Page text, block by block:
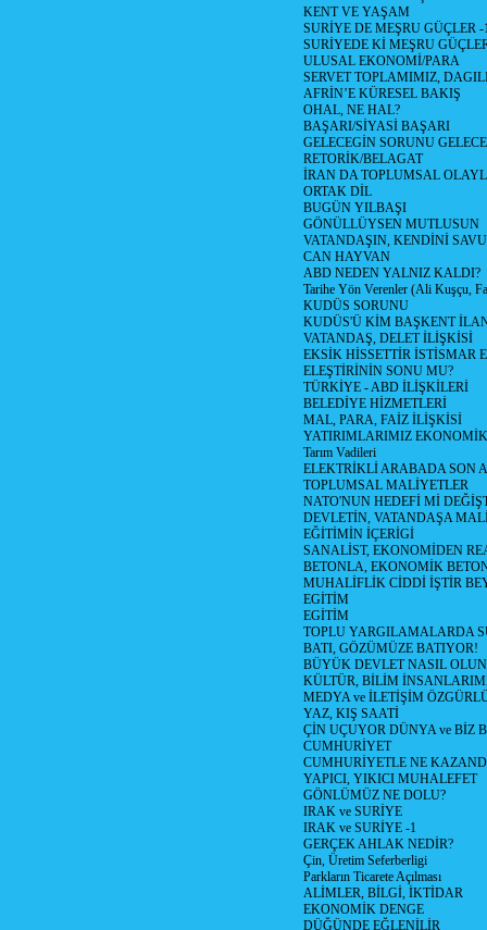
KENT VE YAŞAM
SURİYE DE MEŞRU GÜÇLER -
SURİYEDE Kİ MEŞRU
ULUSAL EKONOMİ/PARA
SERVET TOPLAMIMIZ,
AFRİN’E KÜRESEL BAKIŞ
OHAL, NE HAL?
BAŞARI/SİYASİ BAŞARI
GELECEGİN SORUNU
RETORİK/BELAGAT
İRAN DA TOPLUMSAL
ORTAK DİL
BUGÜN YILBAŞI
GÖNÜLLÜYSEN MUTLUSUN
VATANDAŞIN, KENDİNİ
CAN HAYVAN
ABD NEDEN YALNIZ KALDI?
Tarihe Yön Verenler (Ali Kuşçu,
KUDÜS SORUNU
KUDÜS'Ü KİM BAŞKENT
VATANDAŞ, DELET İLİŞKİSİ
EKSİK HİSSETTİR İSTİSMAR
ELEŞTİRİNİN SONU MU?
TÜRKİYE - ABD İLİŞKİLERİ
BELEDİYE HİZMETLERİ
MAL, PARA, FAİZ İLİŞKİSİ
YATIRIMLARIMIZ
Tarım Vadileri
ELEKTRİKLİ ARABADA SON
TOPLUMSAL MALİYETLER
NATO'NUN HEDEFİ Mİ
DEVLETİN, VATANDAŞA
EĞİTİMİN İÇERİGİ
SANALİST, EKONOMİDEN
BETONLA, EKONOMİK
MUHALİFLİK CİDDİ İŞTİR
EGİTİM
EGİTİM
TOPLU YARGILAMALARDA
BATI, GÖZÜMÜZE BATIYOR!
BÜYÜK DEVLET NASIL
KÜLTÜR, BİLİM
MEDYA ve İLETİŞİM
YAZ, KIŞ SAATİ
ÇİN UÇUYOR DÜNYA ve BİZ
CUMHURİYET
CUMHURİYETLE NE
YAPICI, YIKICI MUHALEFET
GÖNLÜMÜZ NE DOLU?
IRAK ve SURİYE
IRAK ve SURİYE -1
GERÇEK AHLAK NEDİR?
Çin, Üretim Seferberligi
Parkların Ticarete Açılması
ALİMLER, BİLGİ, İKTİDAR
EKONOMİK DENGE
DÜĞÜNDE EĞLENİLİR